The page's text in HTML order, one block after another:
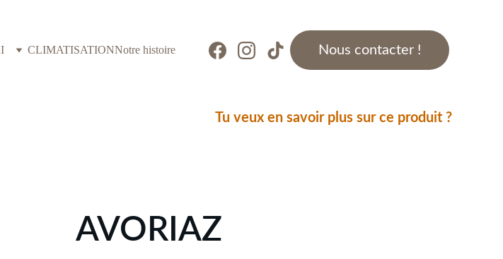
CLIMATISATIONNotre histoire Nous contacter !
Tu veux en savoir plus sur ce produit ?
AVORIAZ